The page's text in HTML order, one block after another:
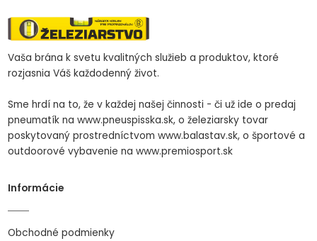
Vaša brána k svetu kvalitných služieb a produktov, ktoré
rozjasnia Váš každodenný život.
Sme hrdí na to, že v každej našej činnosti - či už ide o predaj
pneumatík na www.pneuspisska.sk, o železiarsky tovar
poskytovaný prostredníctvom www.balastav.sk, o športové a
outdoorové vybavenie na www.premiosport.sk
Informácie
Obchodné podmienky